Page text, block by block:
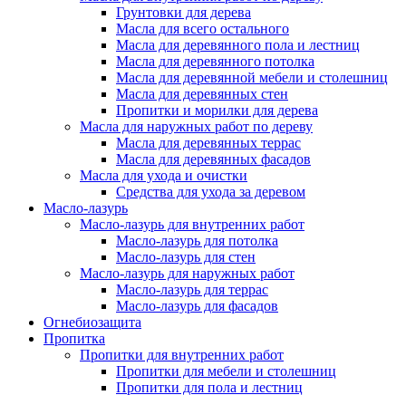
Грунтовки для дерева
Масла для всего остального
Масла для деревянного пола и лестниц
Масла для деревянного потолка
Масла для деревянной мебели и столешниц
Масла для деревянных стен
Пропитки и морилки для дерева
Масла для наружных работ по дереву
Масла для деревянных террас
Масла для деревянных фасадов
Масла для ухода и очистки
Средства для ухода за деревом
Масло-лазурь
Масло-лазурь для внутренних работ
Масло-лазурь для потолка
Масло-лазурь для стен
Масло-лазурь для наружных работ
Масло-лазурь для террас
Масло-лазурь для фасадов
Огнебиозащита
Пропитка
Пропитки для внутренних работ
Пропитки для мебели и столешниц
Пропитки для пола и лестниц